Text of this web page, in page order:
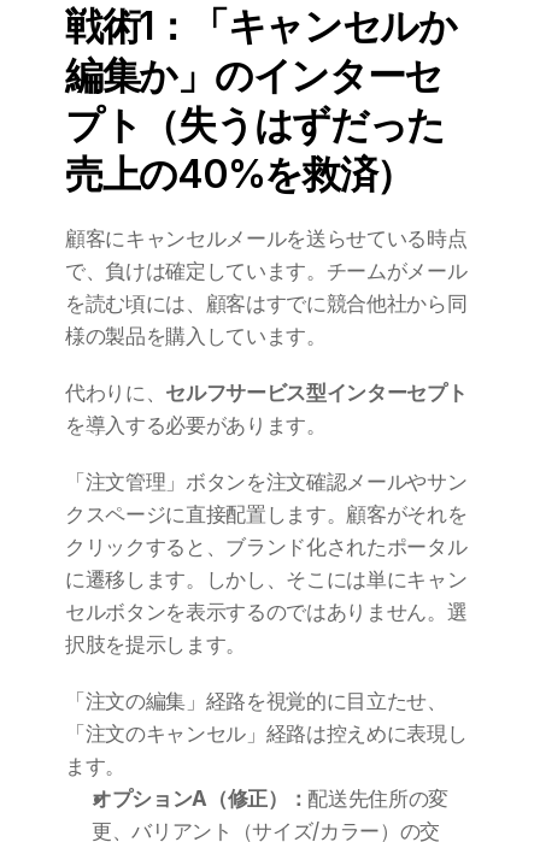
戦術1：「キャンセルか
編集か」のインターセ
プト（失うはずだった
売上の40%を救済）
顧客にキャンセルメールを送らせている時点
で、負けは確定しています。チームがメール
を読む頃には、顧客はすでに競合他社から同
様の製品を購入しています。
代わりに、 セルフサービス型インターセプト
を導入する必要があります。
「注文管理」ボタンを注文確認メールやサン
クスページに直接配置します。顧客がそれを
クリックすると、ブランド化されたポータル
に遷移します。しかし、そこには単にキャン
セルボタンを表示するのではありません。選
択肢を提示します。
「注文の編集」経路を視覚的に目立たせ、
「注文のキャンセル」経路は控えめに表現し
ます。
オプションA（修正）：配送先住所の変
更、バリアント（サイズ/カラー）の交